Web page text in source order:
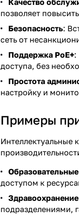
Качество
позволяет
Безопасность:
сеть от
Поддержка PoE+:
доступа, без
Простота
настройку и
Примеры
Интеллектуальные
доступом к
Здравоохранение
подразделениями,